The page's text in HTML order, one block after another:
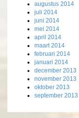
augustus 2014
juli 2014
juni 2014
mei 2014
april 2014
maart 2014
februari 2014
januari 2014
december 2013
november 2013
oktober 2013
september 2013